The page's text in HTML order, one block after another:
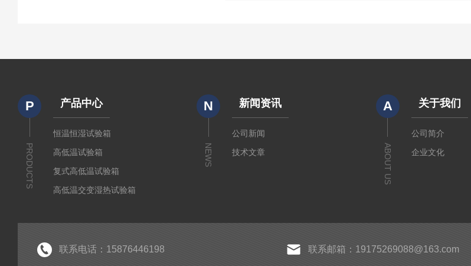
P
PRODUCTS
产品中心
恒温恒湿试验箱
高低温试验箱
复式高低温试验箱
高低温交变湿热试验箱
紫外老化试验箱
N
NEWS
新闻资讯
公司新闻
技术文章
A
ABOUT US
关于我们
公司简介
企业文化
联系电话：15876446198 联系邮箱：19175269088@163.com